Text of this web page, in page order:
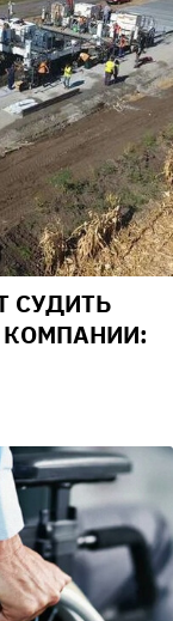
СУДИТЬ
КОМПАНИИ: